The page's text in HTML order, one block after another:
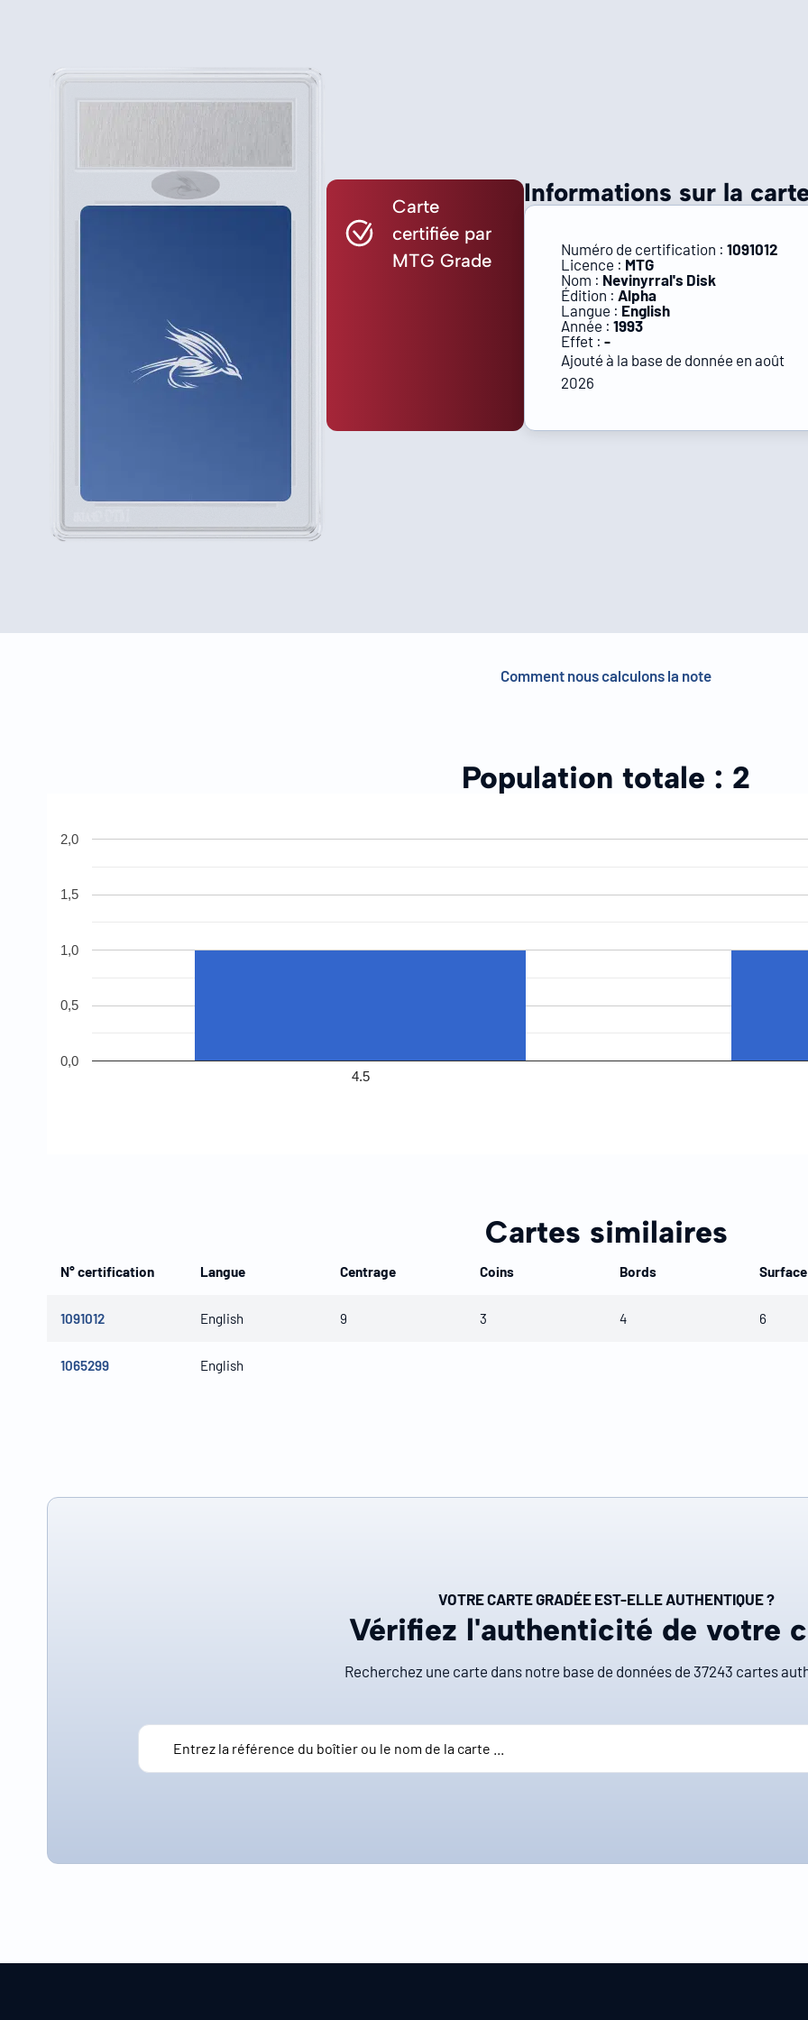
Carte
certifiée par
MTG Grade
Informations sur la
Numéro de certification :1091012
Licence : MTG
Nom : Nevinyrral's Disk
Édition : Alpha
Langue : English
Année :1993
Effet :-
Ajouté à la base de donnée en août
2026
Comment nous calculons la note
Population totale : 2
4.5
0,0
0,5
1,0
1,5
2,0
Cartes similaires
N° certification Langue Centrage Coins Bords Surface
1091012 English 9 3 4 6
1065299 English
VOTRE CARTE GRADÉE EST-ELLE AUTHENTIQUE ?
Vérifiez l'authenticité de votre
Recherchez une carte dans notre base de données de 37243 cartes